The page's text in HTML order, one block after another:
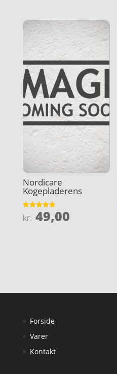
Nordicare
Kogepladerens
Vurderet
4.8
kr. 49,00
Forside
Varer
Kontakt